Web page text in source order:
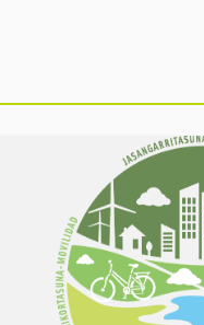
MUGIKORTASUN